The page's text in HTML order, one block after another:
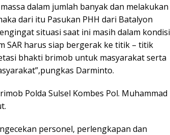
dalam jumlah banyak dan melakukan
dari itu Pasukan PHH dari Batalyon
situasi saat ini masih dalam kondisi
SAR harus siap bergerak ke titik – titik
bhakti brimob untuk masyarakat serta
Darminto.
Polda Sulsel Kombes Pol. Muhammad
personel, perlengkapan dan